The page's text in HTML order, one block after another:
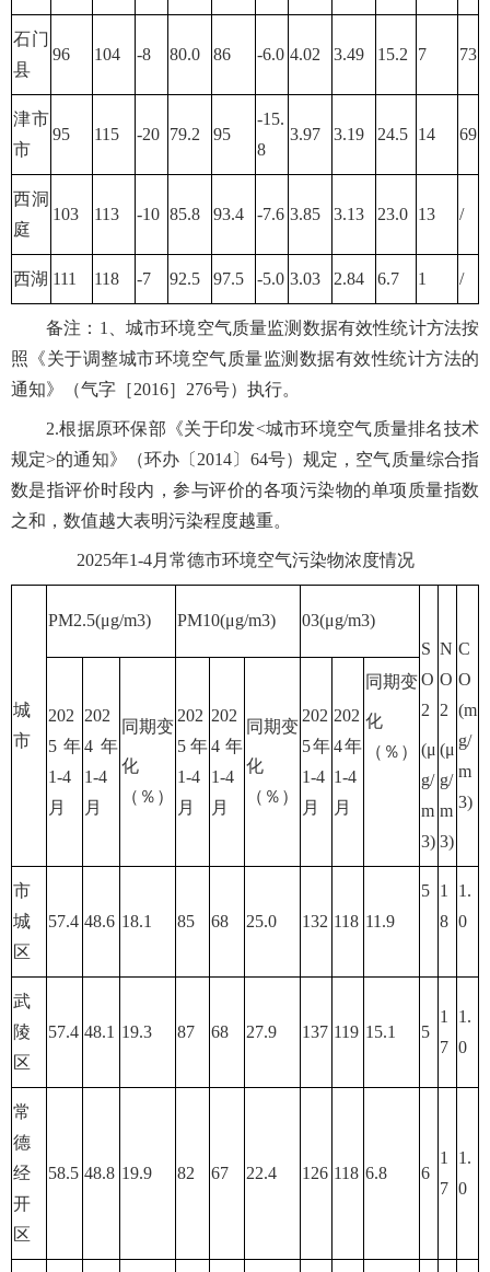
石门
县
96 104 -8 80.0 86 -6.0 4.02 3.49 15.2 7 73
津市
市
95 115 -20 79.2 95
-15.
8
3.97 3.19 24.5 14 69
西洞
庭
103 113 -10 85.8 93.4 -7.6 3.85 3.13 23.0 13 /
西湖 111 118 -7 92.5 97.5 -5.0 3.03 2.84 6.7 1 /
备注：1、城市环境空气质量监测数据有效性统计方法按
照《关于调整城市环境空气质量监测数据有效性统计方法的
通知》（气字［2016］276号）执行。
2.根据原环保部《关于印发<城市环境空气质量排名技术
规定>的通知》（环办〔2014〕64号）规定，空气质量综合指
数是指评价时段内，参与评价的各项污染物的单项质量指数
之和，数值越大表明污染程度越重。
2025年1-4月常德市环境空气污染物浓度情况
城
市
PM2.5(μg/m3) PM10(μg/m3)
03(μg/m3)
S
O
2
(μ
g/
m
3)
N
O
2
(μ
g/
m
3)
C
O
(m
g/
m
3)
202
5年
1-4
月
202
4年
1-4
月
同期变
化
（％）
202
5年
1-4
月
202
4年
1-4
月
同期变
化
（％）
202
5年
1-4
月
202
4年
1-4
月
同期变
化
（％）
市
城
区
57.4 48.6 18.1 85 68 25.0 132 118 11.9
5 1
8
1.
0
武
陵
区
57.4 48.1 19.3 87 68 27.9 137 119 15.1 5
1
7
1.
0
常
德
经
开
区
58.5 48.8 19.9 82 67 22.4 126 118 6.8 6
1
7
1.
0